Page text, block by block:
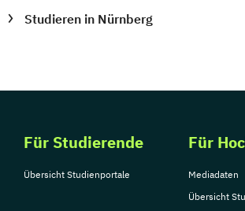
Studieren in Nürnberg
Für Studierende
Übersicht Studienportale
Für
Mediadaten
Übersicht